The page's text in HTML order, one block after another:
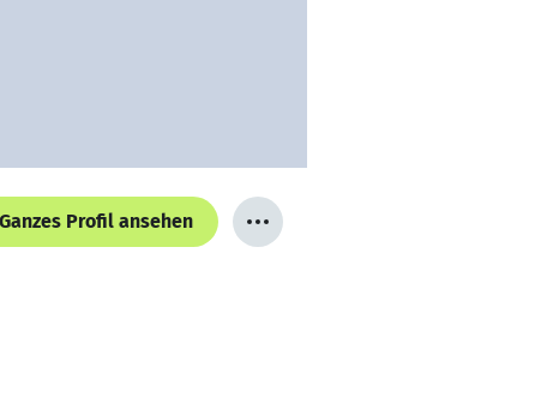
Ganzes Profil ansehen